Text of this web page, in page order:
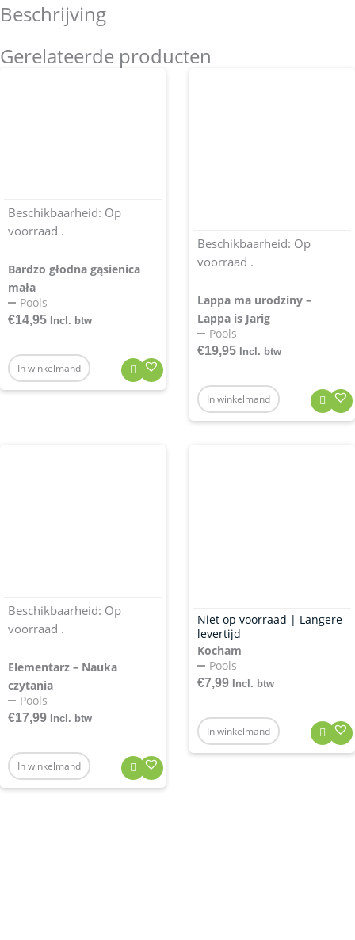
Beschrijving
Gerelateerde producten
Beschikbaarheid: Op
voorraad .
Bardzo głodna gąsienica
mała
Pools
€14,95 Incl. btw
In winkelmand
Beschikbaarheid: Op
voorraad .
Lappa ma urodziny –
Lappa is Jarig
Pools
€19,95 Incl. btw
In winkelmand
Beschikbaarheid: Op
voorraad .
Elementarz – Nauka
czytania
Pools
€17,99 Incl. btw
In winkelmand
Niet op voorraad | Langere
levertijd
Kocham
Pools
€7,99 Incl. btw
In winkelmand